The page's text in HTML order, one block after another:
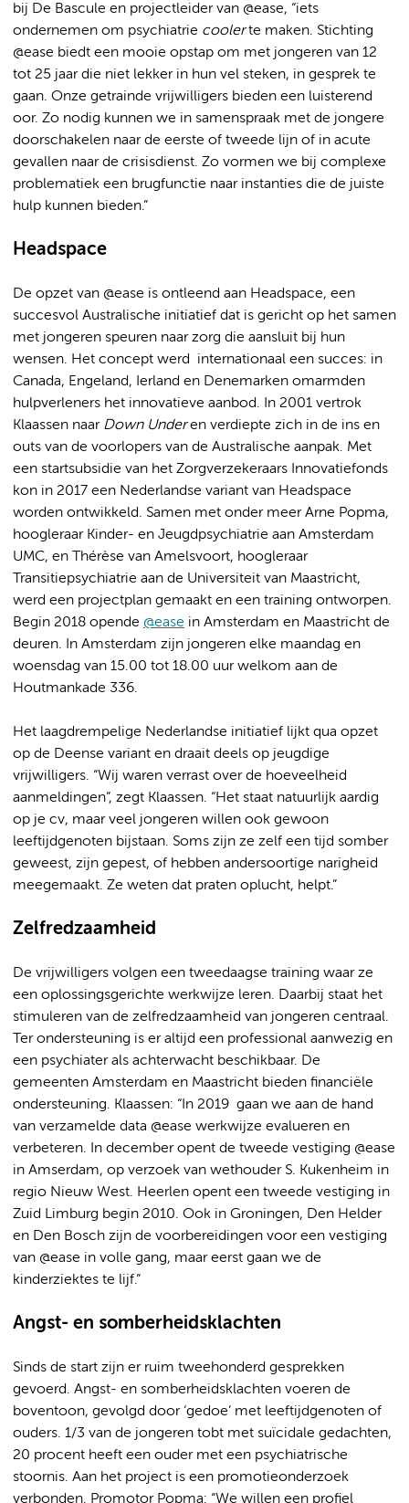
bij De Bascule en projectleider van @ease, “iets
ondernemen om psychiatrie coolerte maken. Stichting
@ease biedt een mooie opstap om met jongeren van 12
tot 25 jaar die niet lekker in hun vel steken, in gesprek te
gaan. Onze getrainde vrijwilligers bieden een luisterend
oor. Zo nodig kunnen we in samenspraak met de jongere
doorschakelen naar de eerste of tweede lijn of in acute
gevallen naar de crisisdienst. Zo vormen we bij complexe
problematiek een brugfunctie naar instanties die de juiste
hulp kunnen bieden.”
Headspace
De opzet van @ease is ontleend aan Headspace, een
succesvol Australische initiatief dat is gericht op het samen
met jongeren speuren naar zorg die aansluit bij hun
wensen. Het concept werd internationaal een succes: in
Canada, Engeland, Ierland en Denemarken omarmden
hulpverleners het innovatieve aanbod. In 2001 vertrok
Klaassen naar Down Underen verdiepte zich in de ins en
outs van de voorlopers van de Australische aanpak. Met
een startsubsidie van het Zorgverzekeraars Innovatiefonds
kon in 2017 een Nederlandse variant van Headspace
worden ontwikkeld. Samen met onder meer Arne Popma,
hoogleraar Kinder- en Jeugdpsychiatrie aan Amsterdam
UMC, en Thérèse van Amelsvoort, hoogleraar
Transitiepsychiatrie aan de Universiteit van Maastricht,
werd een projectplan gemaakt en een training ontworpen.
Begin 2018 opende @ease in Amsterdam en Maastricht de
deuren. In Amsterdam zijn jongeren elke maandag en
woensdag van 15.00 tot 18.00 uur welkom aan de
Houtmankade 336.
Het laagdrempelige Nederlandse initiatief lijkt qua opzet
op de Deense variant en draait deels op jeugdige
vrijwilligers. “Wij waren verrast over de hoeveelheid
aanmeldingen”, zegt Klaassen. “Het staat natuurlijk aardig
op je cv, maar veel jongeren willen ook gewoon
leeftijdgenoten bijstaan. Soms zijn ze zelf een tijd somber
geweest, zijn gepest, of hebben andersoortige narigheid
meegemaakt. Ze weten dat praten oplucht, helpt.”
Zelfredzaamheid
De vrijwilligers volgen een tweedaagse training waar ze
een oplossingsgerichte werkwijze leren. Daarbij staat het
stimuleren van de zelfredzaamheid van jongeren centraal.
Ter ondersteuning is er altijd een professional aanwezig en
een psychiater als achterwacht beschikbaar. De
gemeenten Amsterdam en Maastricht bieden financiële
ondersteuning. Klaassen: “In 2019 gaan we aan de hand
van verzamelde data @ease werkwijze evalueren en
verbeteren. In december opent de tweede vestiging @ease
in Amserdam, op verzoek van wethouder S. Kukenheim in
regio Nieuw West. Heerlen opent een tweede vestiging in
Zuid Limburg begin 2010. Ook in Groningen, Den Helder
en Den Bosch zijn de voorbereidingen voor een vestiging
van @ease in volle gang, maar eerst gaan we de
kinderziektes te lijf.”
Angst- en somberheidsklachten
Sinds de start zijn er ruim tweehonderd gesprekken
gevoerd. Angst- en somberheidsklachten voeren de
boventoon, gevolgd door ‘gedoe’ met leeftijdgenoten of
ouders. 1/3 van de jongeren tobt met suïcidale gedachten,
20 procent heeft een ouder met een psychiatrische
stoornis. Aan het project is een promotieonderzoek
verbonden. Promotor Popma: “We willen een profiel